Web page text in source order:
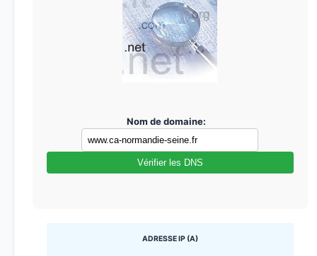
Nom de domaine:
Vérifier les DNS
ADRESSE IP (A)